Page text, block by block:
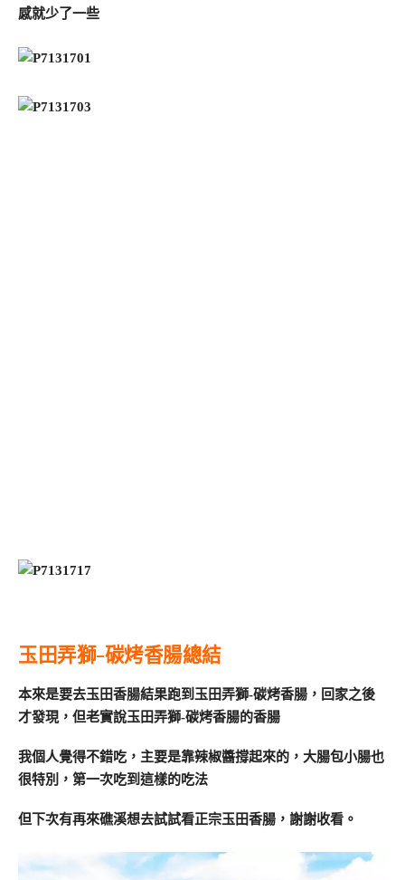
感就少了一些
玉田弄獅-碳烤香腸總結
本來是要去玉田香腸結果跑到玉田弄獅-碳烤香腸，回家之後
才發現，但老實說玉田弄獅-碳烤香腸的香腸
我個人覺得不錯吃，主要是靠辣椒醬撐起來的，大腸包小腸也
很特別，第一次吃到這樣的吃法
但下次有再來礁溪想去試試看正宗玉田香腸，謝謝收看。